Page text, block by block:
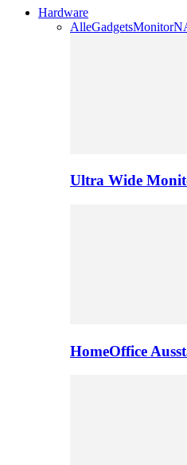
Hardware
AlleGadgetsMonitor
Ultra Wide
HomeOffice